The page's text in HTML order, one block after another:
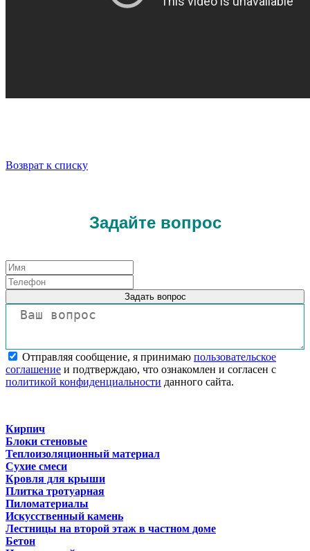
Возврат к списку
Задайте вопрос
Задать вопрос
Отправляя сообщение, я принимаю пользовательское
соглашение и подтверждаю, что ознакомлен и согласен с
политикой конфиденциальности данного сайта.
Кирпич
Блоки стеновые
Теплоизоляционный материал
Сухие смеси
Кровля для крыши
Плитка тротуарная
Пиломатериалы
Искусственный камень
Лестницы на второй этаж в частном доме
Бетон